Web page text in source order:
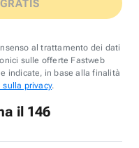
al trattamento dei dati
sulle offerte Fastweb
indicate, in base alla finalità
privacy.
il 146